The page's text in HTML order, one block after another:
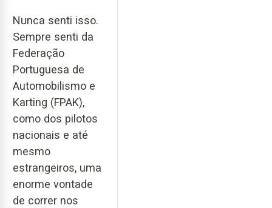
Nunca senti isso.
Sempre senti da
Federação
Portuguesa de
Automobilismo e
Karting (FPAK),
como dos pilotos
nacionais e até
mesmo
estrangeiros, uma
enorme vontade
de correr nos